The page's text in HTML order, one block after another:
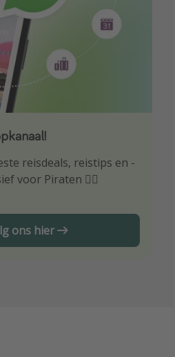
reisdeals, reistips en -
voor Piraten 🏴‍☠️
ons hier
hoogte van de beste